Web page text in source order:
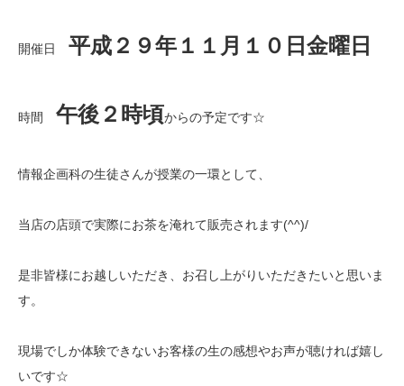
開催日 平成２９年１１月１０日金曜日
時間 午後２時頃からの予定です☆
情報企画科の生徒さんが授業の一環として、
当店の店頭で実際にお茶を淹れて販売されます(^^)/
是非皆様にお越しいただき、お召し上がりいただきたいと思いま
す。
現場でしか体験できないお客様の生の感想やお声が聴ければ嬉し
いです☆